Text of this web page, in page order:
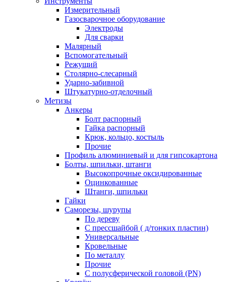
Измерительный
Газосварочное оборудование
Электроды
Для сварки
Малярный
Вспомогательный
Режущий
Столярно-слесарный
Ударно-забивной
Штукатурно-отделочный
Метизы
Анкеры
Болт распорный
Гайка распорный
Крюк, кольцо, костыль
Прочие
Профиль алюминиевый и для гипсокартона
Болты, шпильки, штанги
Высокопрочные оксидированные
Оцинкованные
Штанги, шпильки
Гайки
Саморезы, шурупы
По дереву
С прессшайбой ( д/тонких пластин)
Универсальные
Кровельные
По металлу
Прочие
С полусферической головой (PN)